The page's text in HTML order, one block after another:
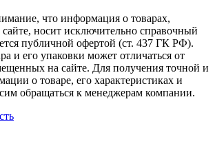
что информация о товарах,
сайте, носит исключительно справочный
публичной офертой (ст. 437 ГК РФ).
и его упаковки может отличаться от
на сайте. Для получения точной и
о товаре, его характеристиках и
обращаться к менеджерам компании.